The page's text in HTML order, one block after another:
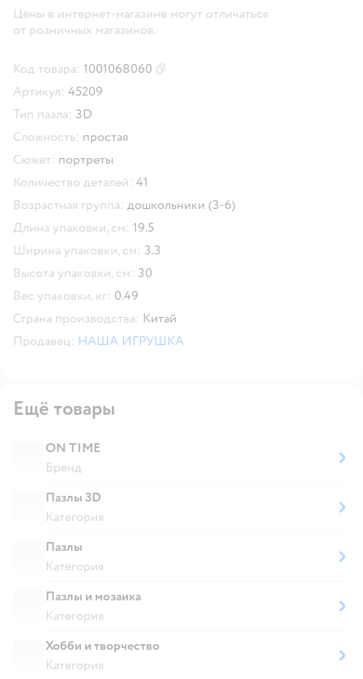
Цены в интернет-магазине могут отличаться
от розничных магазинов.
Код товара: 1001068060
Артикул: 45209
Тип пазла: 3D
Сложность: простая
Сюжет: портреты
Количество деталей: 41
Возрастная группа: дошкольники (3-6)
Длина упаковки, см: 19.5
Ширина упаковки, см: 3.3
Высота упаковки, см: 30
Вес упаковки, кг: 0.49
Страна производства: Китай
Продавец: НАША ИГРУШКА
Ещё товары
ON TIME
Бренд
Пазлы 3D
Категория
Пазлы
Категория
Пазлы и мозаика
Категория
Хобби и творчество
Категория